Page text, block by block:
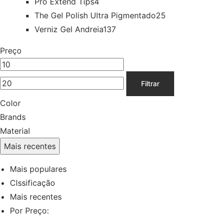
The Gel Polish Ultra Pigmentado25
Verniz Gel Andreia137
Preço
Filtrar
Color
Brands
Material
Mais recentes
Mais populares
Clssificação
Mais recentes
Por Preço: